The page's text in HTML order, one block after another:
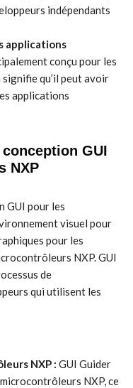
indépendants
applications
conçu pour les
qu’il peut avoir
applications
GUI
NXP
GUI pour les
visuel pour
pour les
NXP. GUI
de
qui utilisent les
NXP : GUI Guider
NXP, ce